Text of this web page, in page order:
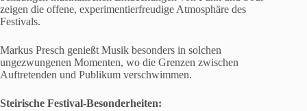
zeigen die offene, experimentierfreudige Atmosphäre des
Festivals.
Markus Presch genießt Musik besonders in solchen
ungezwungenen Momenten, wo die Grenzen zwischen
Auftretenden und Publikum verschwimmen.
Steirische Festival-Besonderheiten: